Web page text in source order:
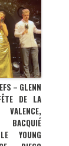
– GLENN
DE LA
BACQUIÉ
YOUNG